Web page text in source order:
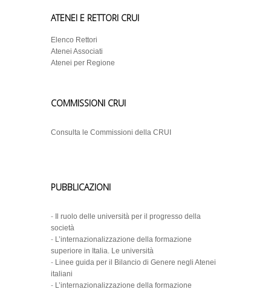
ATENEI E RETTORI CRUI
Elenco Rettori
Atenei Associati
Atenei per Regione
COMMISSIONI CRUI
Consulta le Commissioni della CRUI
PUBBLICAZIONI
-
Il ruolo delle università per il progresso della
società
- L’internazionalizzazione della formazione
superiore in Italia. Le università
- Linee guida per il Bilancio di Genere negli Atenei
italiani
- L’internazionalizzazione della formazione